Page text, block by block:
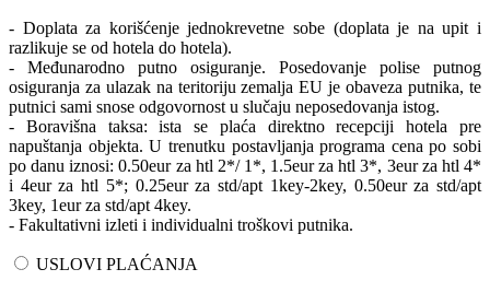
- Doplata za korišćenje jednokrevetne sobe (doplata je na upit i
razlikuje se od hotela do hotela).
- Međunarodno putno osiguranje. Posedovanje polise putnog
osiguranja za ulazak na teritoriju zemalja EU je obaveza putnika, te
putnici sami snose odgovornost u slučaju neposedovanja istog.
- Boravišna taksa: ista se plaća direktno recepciji hotela pre
napuštanja objekta. U trenutku postavljanja programa cena po sobi
po danu iznosi: 0.50eur za htl 2*/ 1*, 1.5eur za htl 3*, 3eur za htl 4*
i 4eur za htl 5*; 0.25eur za std/apt 1key-2key, 0.50eur za std/apt
3key, 1eur za std/apt 4key.
- Fakultativni izleti i individualni troškovi putnika.
USLOVI PLAĆANJA